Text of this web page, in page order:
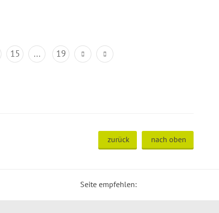
15 ... 19
zurück nach oben
Seite empfehlen: